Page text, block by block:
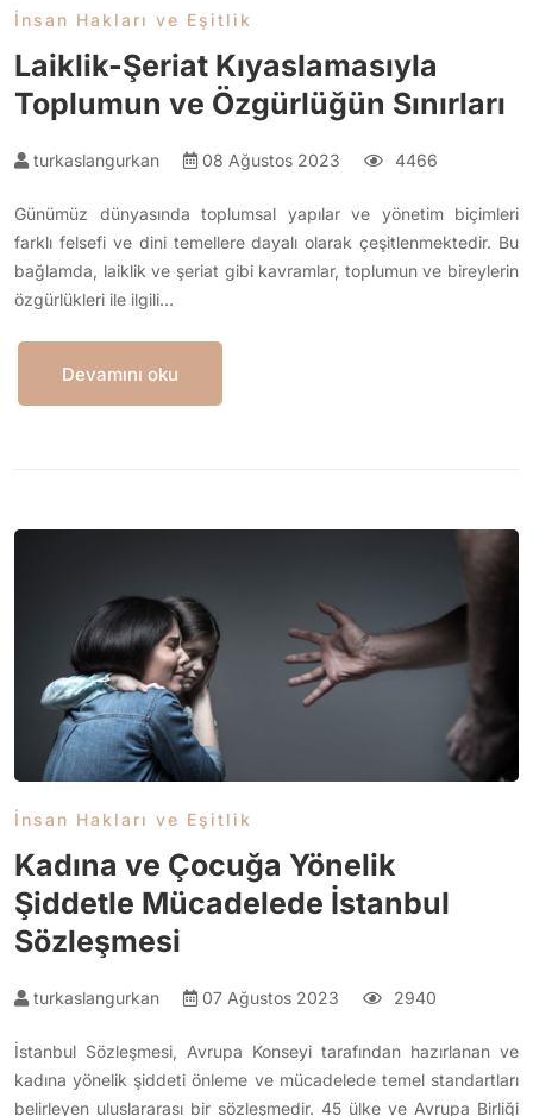
İnsan Hakları ve Eşitlik
Laiklik-Şeriat Kıyaslamasıyla
Toplumun ve Özgürlüğün Sınırları
turkaslangurkan 08 Ağustos 2023 4466
Günümüz dünyasında toplumsal yapılar ve yönetim biçimleri
farklı felsefi ve dini temellere dayalı olarak çeşitlenmektedir. Bu
bağlamda, laiklik ve şeriat gibi kavramlar, toplumun ve bireylerin
özgürlükleri ile ilgili…
Devamını oku
İnsan Hakları ve Eşitlik
Kadına ve Çocuğa Yönelik
Şiddetle Mücadelede İstanbul
Sözleşmesi
turkaslangurkan 07 Ağustos 2023 2940
İstanbul Sözleşmesi, Avrupa Konseyi tarafından hazırlanan ve
kadına yönelik şiddeti önleme ve mücadelede temel standartları
belirleyen uluslararası bir sözleşmedir. 45 ülke ve Avrupa Birliği